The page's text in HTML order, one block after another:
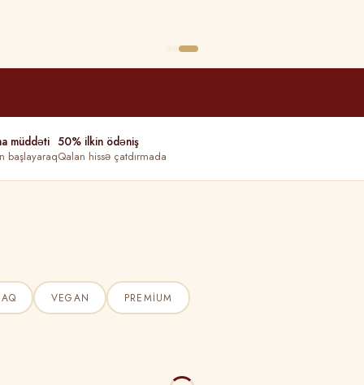
müddəti
başlayaraq
50% ilkin ödəniş
Qalan hissə çatdırmada
VEGAN PREMIUM